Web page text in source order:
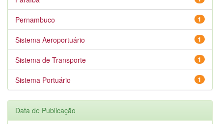
1
Pernambuco
1
Sistema Aeroportuário
1
Sistema de Transporte
1
Sistema Portuário
Data de Publicação